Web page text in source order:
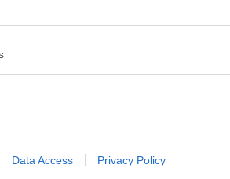
Data Access Privacy Policy
storie
settimanali tenute da Francesco